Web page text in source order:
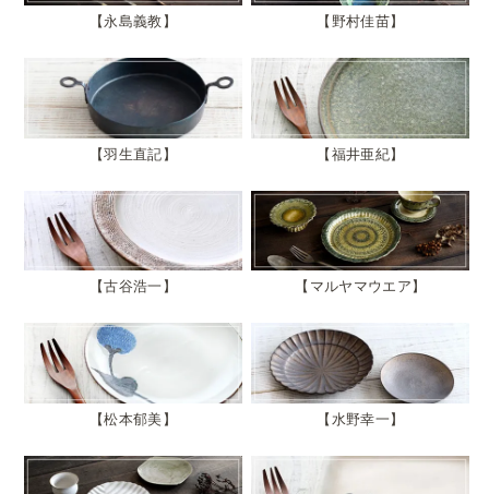
永島義教 野村佳苗
羽生直記 福井亜紀
古谷浩一 マルヤマウエア
松本郁美 水野幸一